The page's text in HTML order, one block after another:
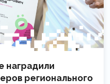
наградили
регионального